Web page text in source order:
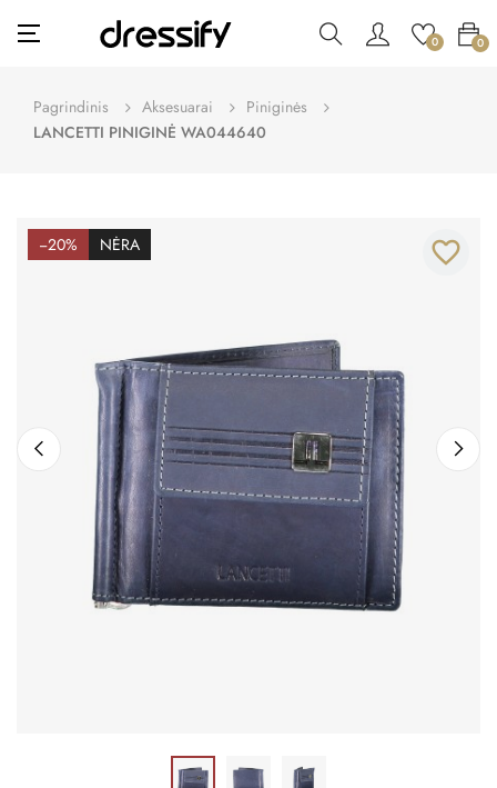
Toggle
navigation
☰ 0 0
Pagrindinis Aksesuarai
Piniginės
LANCETTI PINIGINĖ WA044640
−20% NĖRA favorite_border